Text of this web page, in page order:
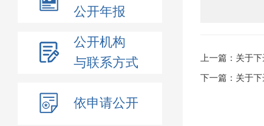
公开年报
公开机构
与联系方式
依申请公开
上一篇：关于
下一篇：关于